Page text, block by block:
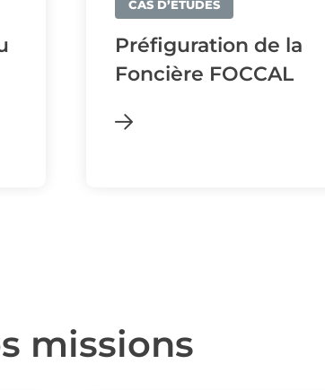
CAS D’ÉTUDES
Préfiguration de la
Foncière FOCCAL
missions